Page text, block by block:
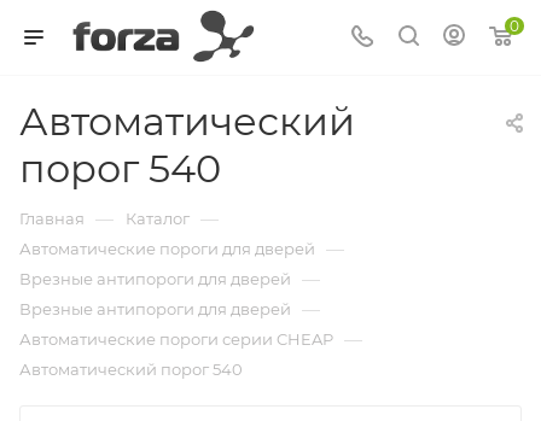
0
Автоматический
порог 540
Главная — Каталог —
Автоматические пороги для дверей —
Врезные антипороги для дверей —
Врезные антипороги для дверей —
Автоматические пороги серии CHEAP —
Автоматический порог 540